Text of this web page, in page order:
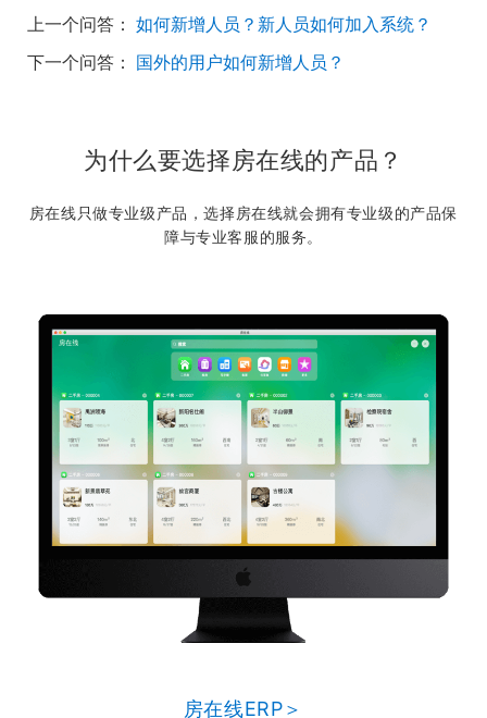
上一个问答： 如何新增人员？新人员如何加入系统？
下一个问答： 国外的用户如何新增人员？
为什么要选择房在线的产品？
房在线只做专业级产品，选择房在线就会拥有专业级的产品保
障与专业客服的服务。
房在线ERP＞